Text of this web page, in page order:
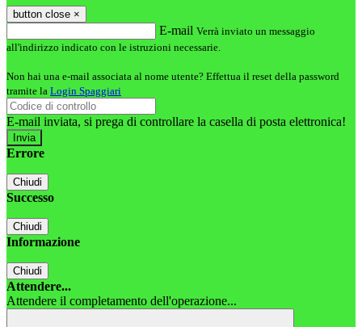
button close ×
E-mail Verrà inviato un messaggio
all'indirizzo indicato con le istruzioni necessarie.
Non hai una e-mail associata al nome utente? Effettua il reset della password
tramite la Login Spaggiari
E-mail inviata, si prega di controllare la casella di posta elettronica!
Errore
Chiudi
Successo
Chiudi
Informazione
Chiudi
Attendere...
Attendere il completamento dell'operazione...